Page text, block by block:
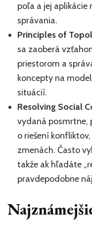
poľa a jej aplikácie
správania.
Principles of
sa zaoberá
priestorom a
koncepty na
situácií.
Resolving Social
vydaná posmrtne,
o riešení
zmenách. Často
takže ak hľadáte
pravdepodobne